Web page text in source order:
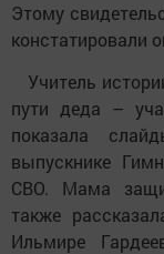
Этому
констатировали
Учитель
пути деда –
показала
выпускнике
СВО. Мама
также
Ильмире